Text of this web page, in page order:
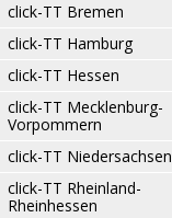
click-TT Bremen
click-TT Hamburg
click-TT Hessen
click-TT Mecklenburg-
Vorpommern
click-TT Niedersachsen
click-TT Rheinland-
Rheinhessen